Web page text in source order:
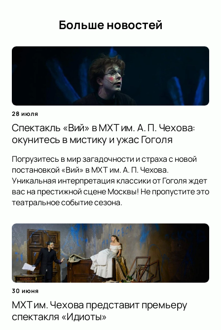
Больше новостей
28 июля
Спектакль «Вий» в МХТ им. А. П. Чехова:
окунитесь в мистику и ужас Гоголя
Погрузитесь в мир загадочности и страха с новой
постановкой «Вий» в МХТ им. А. П. Чехова.
Уникальная интерпретация классики от Гоголя ждет
вас на престижной сцене Москвы! Не пропустите это
театральное событие сезона.
30 июня
МХТ им. Чехова представит премьеру
спектакля «Идиоты»